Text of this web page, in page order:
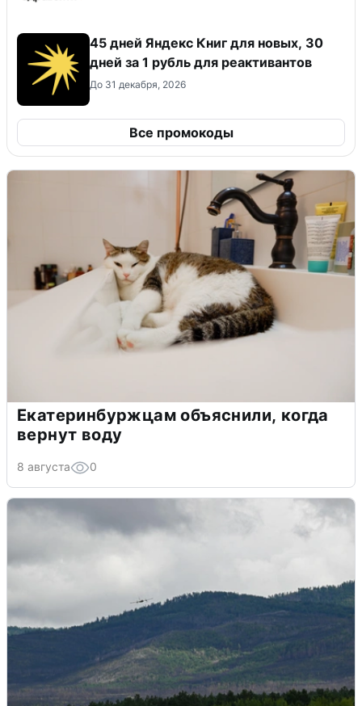
45 дней Яндекс Книг для новых, 30
дней за 1 рубль для реактивантов
До 31 декабря, 2026
Все промокоды
Екатеринбуржцам объяснили, когда
вернут воду
8 августа 0